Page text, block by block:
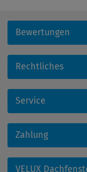
Bewertungen
Rechtliches
Service
Zahlung
VELUX